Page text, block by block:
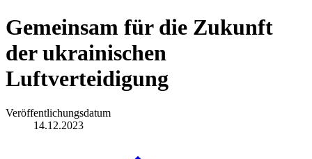
Gemeinsam für die Zukunft
der ukrainischen
Luftverteidigung
Veröffentlichungsdatum
14.12.2023